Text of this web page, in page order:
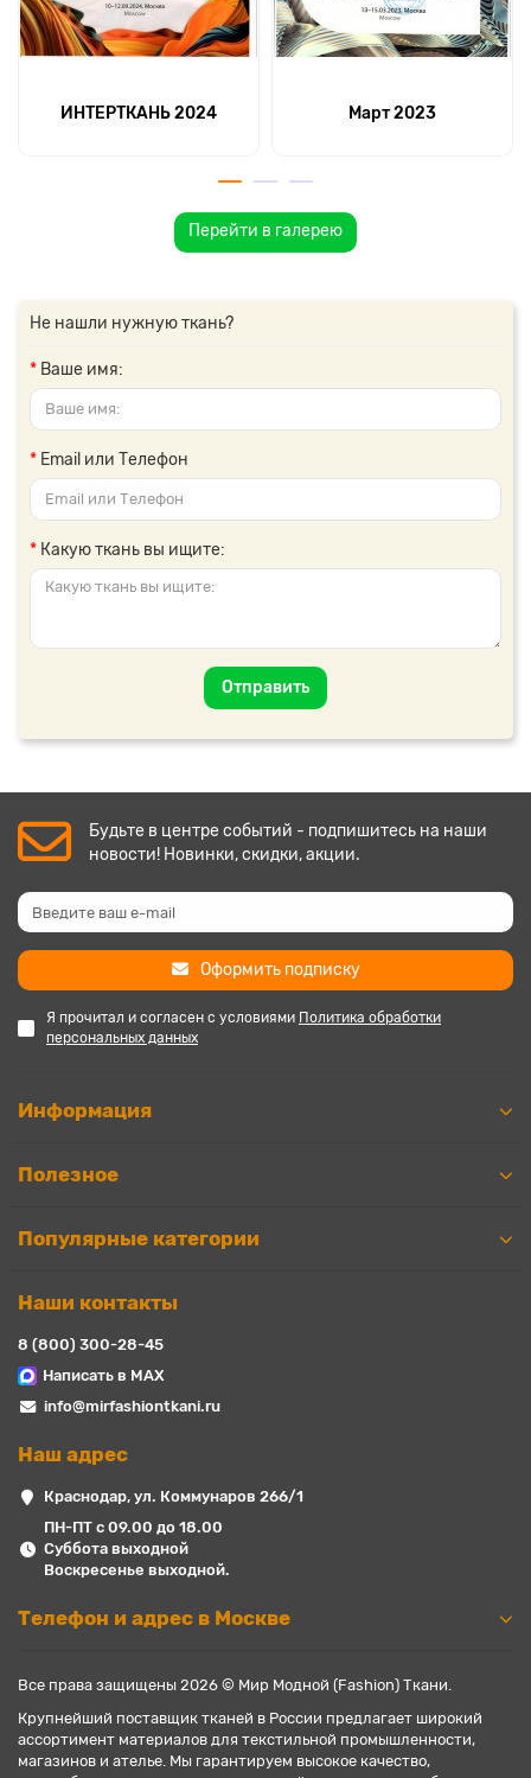
ИНТЕРТКАНЬ 2024 Март 2023
Перейти в галерею
Не нашли нужную ткань?
Ваше имя:
Email или Телефон
Какую ткань вы ищите:
Отправить
Будьте в центре событий - подпишитесь на наши
новости! Новинки, скидки, акции.
Оформить подписку
Я прочитал и согласен с условиями Политика обработки
персональных данных
Информация
Полезное
Популярные категории
Наши контакты
8 (800) 300-28-45
Написать в MAX
info@mirfashiontkani.ru
Наш адрес
Краснодар, ул. Коммунаров 266/1
ПН-ПТ с 09.00 до 18.00
Суббота выходной
Воскресенье выходной.
Телефон и адрес в Москве
Все права защищены 2026 © Мир Модной (Fashion) Ткани.
Крупнейший поставщик тканей в России предлагает широкий
ассортимент материалов для текстильной промышленности,
магазинов и ателье. Мы гарантируем высокое качество,